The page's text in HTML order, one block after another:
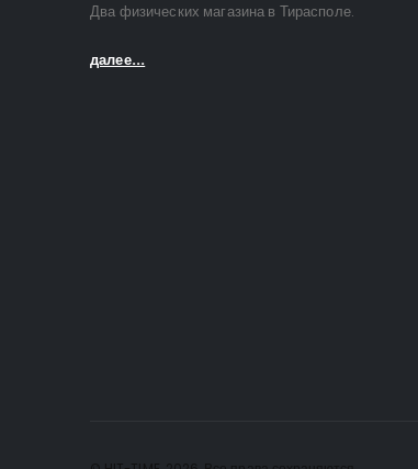
Два физических магазина в Тирасполе.
далее...